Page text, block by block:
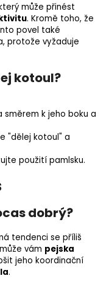
může přinést
. Kromě toho, že
povel také
protože vyžaduje
kotoul?
směrem k jeho boku a
"dělej kotoul" a
použití pamlsku.
dobrý?
tendenci se příliš
vám pejska
jeho koordinační
.